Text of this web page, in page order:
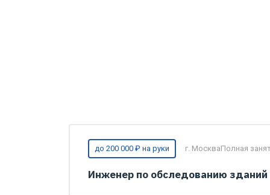
до 200 000 ₽ на руки г. МоскваПолная
Инженер по обследованию зданий